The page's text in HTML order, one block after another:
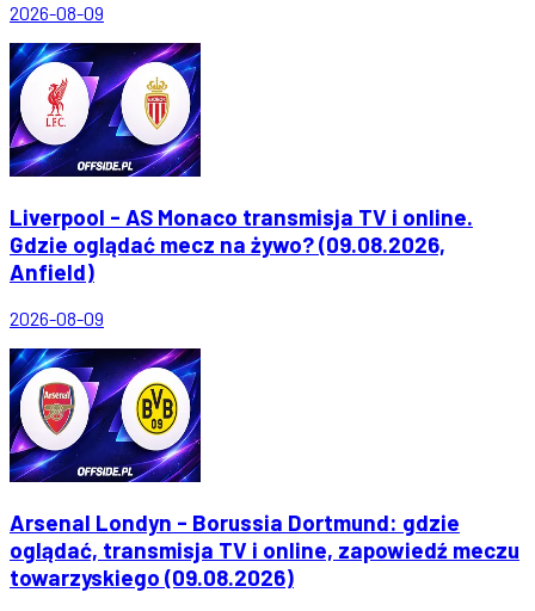
2026-08-09
Liverpool - AS Monaco transmisja TV i online.
Gdzie oglądać mecz na żywo? (09.08.2026,
Anfield)
2026-08-09
Arsenal Londyn - Borussia Dortmund: gdzie
oglądać, transmisja TV i online, zapowiedź meczu
towarzyskiego (09.08.2026)